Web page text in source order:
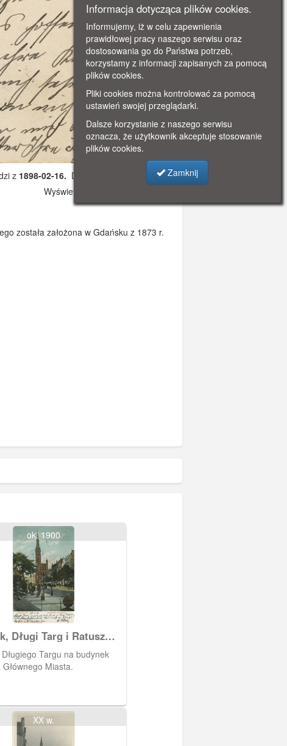
z 1898-02-16. Dodano: 2021-11-08 12:15
Wyświetlono: 3621
została założona w Gdańsku z 1873 r.
ok. 1900
Długi Targ i Ratusz
MiastaTargu na budynek
Miasta.
XX w.
Informacja dotycząca plików cookies.
Informujemy, iż w celu zapewnienia
prawidłowej pracy naszego serwisu oraz
dostosowania go do Państwa potrzeb,
korzystamy z informacji zapisanych za pomocą
plików cookies.
Pliki cookies można kontrolować za pomocą
ustawień swojej przeglądarki.
Dalsze korzystanie z naszego serwisu
oznacza, że użytkownik akceptuje stosowanie
plików cookies.
Zamknij